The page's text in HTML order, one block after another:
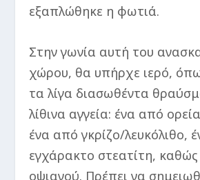
εξαπλώθηκε η φωτιά.
Στην γωνία αυτή του
χώρου, θα υπήρχε ιερό,
τα λίγα διασωθέντα
λίθινα αγγεία: ένα από
ένα από γκρίζο/λευκόλιθο,
εγχάρακτο στεατίτη,
οψιανού. Πρέπει να